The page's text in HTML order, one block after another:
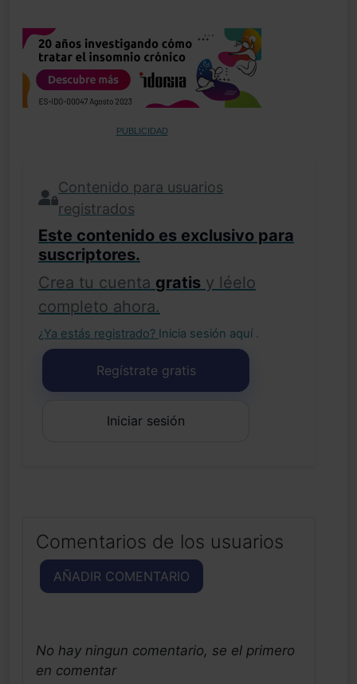
PUBLICIDAD
Contenido para usuarios
registrados
Este contenido es exclusivo para
suscriptores.
Crea tu cuenta gratis y léelo
completo ahora.
¿Ya estás registrado? Inicia sesión aquí .
Regístrate gratis
Iniciar sesión
Comentarios de los usuarios
AÑADIR COMENTARIO
No hay ningun comentario, se el primero
en comentar